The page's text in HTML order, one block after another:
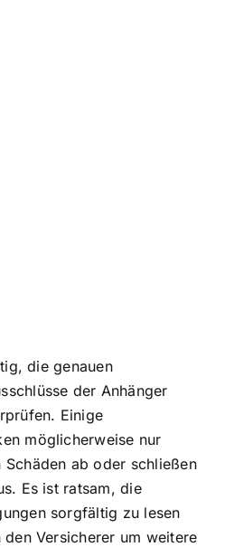
die genauen
der Anhänger
Einige
möglicherweise nur
ab oder schließen
Es ist ratsam, die
sorgfältig zu lesen
Versicherer um weitere